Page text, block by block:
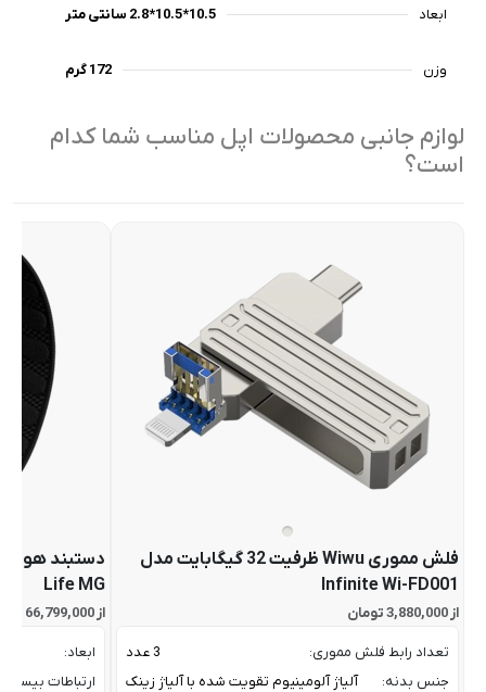
ابعاد 10.5*10.5*2.8 سانتی متر
وزن 172 گرم
لوازم جانبی محصولات اپل مناسب شما کدام
است؟
فلش مموری Wiwu ظرفیت 32 گیگابایت مدل
Infinite Wi-FD001
از 3,880,000 تومان
تعداد رابط فلش مموری:
3 عدد
جنس بدنه:
آلیاژ آلومینیوم تقویت شده با آلیاژ زینک
Life MG
از 66,799,000 تومان
ابعاد:
ارتباطات بیسیم: